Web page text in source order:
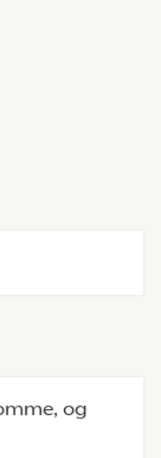
og